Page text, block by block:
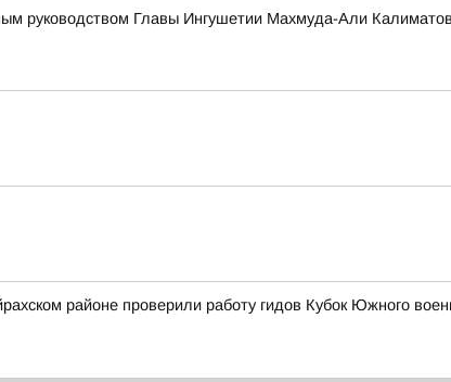
руководством Главы Ингушетии Махмуда-Али
районе проверили работу гидов Кубок Южного